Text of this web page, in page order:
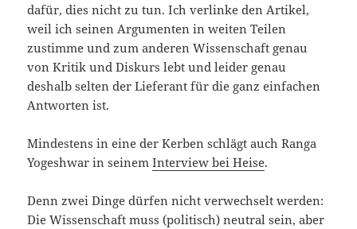
dafür, dies nicht zu tun. Ich verlinke den Artikel,
weil ich seinen Argumenten in weiten Teilen
zustimme und zum anderen Wissenschaft genau
von Kritik und Diskurs lebt und leider genau
deshalb selten der Lieferant für die ganz einfachen
Antworten ist.
Mindestens in eine der Kerben schlägt auch Ranga
Yogeshwar in seinemInterview bei Heise.
Denn zwei Dinge dürfen nicht verwechselt werden:
Die Wissenschaft muss (politisch) neutral sein, aber